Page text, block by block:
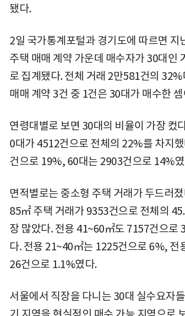
됐다.
2일 국가통계포털과 경기도에 따르면 지
주택 매매 계약 가운데 매수자가 30대인
로 집계됐다. 전체 거래 2만581건의 32%
매매 계약 3건 중 1건은 30대가 매수한
연령대별로 보면 30대의 비율이 가장 컸
0대가 4512건으로 전체의 22%를 차지
건으로 19%, 60대는 2903건으로 14%
면적별로는 중소형 주택 거래가 두드러
85㎡ 주택 거래가 9353건으로 전체의
장 많았다. 전용 41~60㎡도 7157건으로
다. 전용 21~40㎡는 1225건으로 6%, 전
26건으로 1.1%였다.
서울에서 직장을 다니는 30대 실수요자